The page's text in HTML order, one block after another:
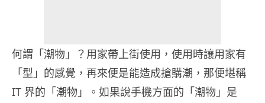
何謂「潮物」？用家帶上街使用，使用時讓用家有
「型」的感覺，再來便是能造成搶購潮，那便堪稱
IT 界的「潮物」。如果說手機方面的「潮物」是